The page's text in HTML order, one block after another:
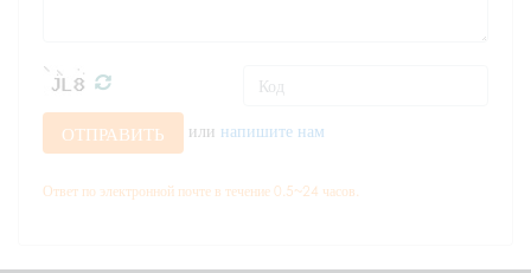
ОТПРАВИТЬ или напишите нам
Ответ по электронной почте в течение 0.5~24 часов.